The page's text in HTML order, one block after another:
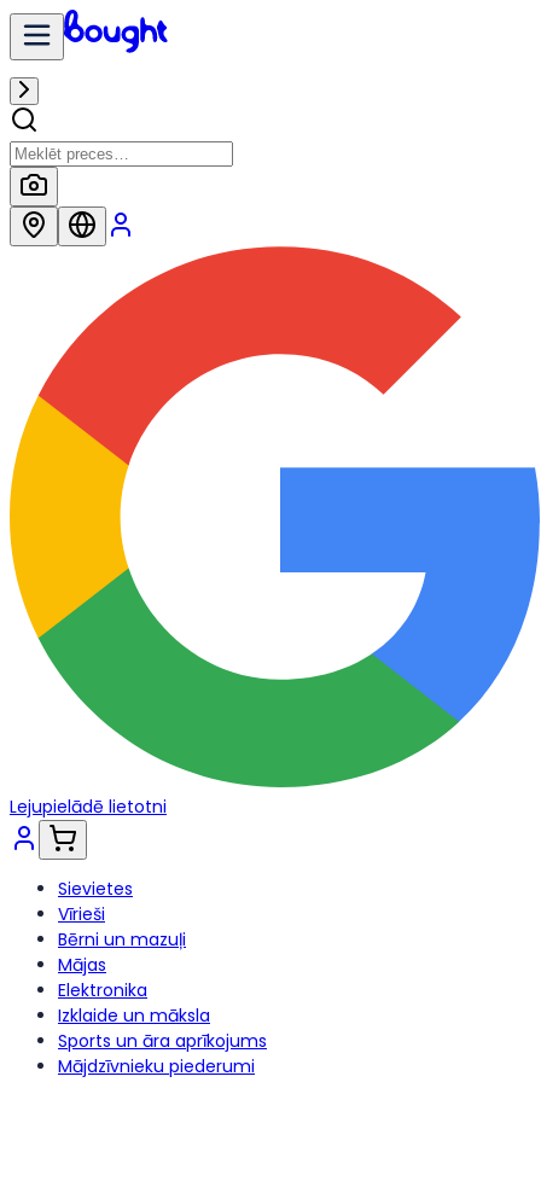
Lejupielādē lietotni
Sievietes
Vīrieši
Bērni un mazuļi
Mājas
Elektronika
Izklaide un māksla
Sports un āra aprīkojums
Mājdzīvnieku piederumi